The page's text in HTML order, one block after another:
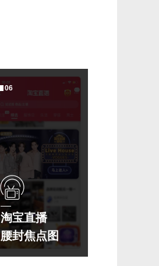
06
淘宝直播
腰封焦点图